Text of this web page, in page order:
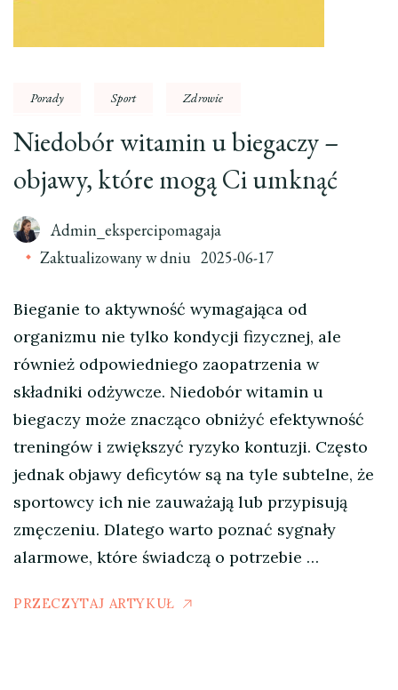
Porady Sport Zdrowie
Niedobór witamin u biegaczy –
objawy, które mogą Ci umknąć
Admin_ekspercipomagaja
Zaktualizowany w dniu 2025-06-17
Bieganie to aktywność wymagająca od
organizmu nie tylko kondycji fizycznej, ale
również odpowiedniego zaopatrzenia w
składniki odżywcze. Niedobór witamin u
biegaczy może znacząco obniżyć efektywność
treningów i zwiększyć ryzyko kontuzji. Często
jednak objawy deficytów są na tyle subtelne, że
sportowcy ich nie zauważają lub przypisują
zmęczeniu. Dlatego warto poznać sygnały
alarmowe, które świadczą o potrzebie …
PRZECZYTAJ ARTYKUŁ